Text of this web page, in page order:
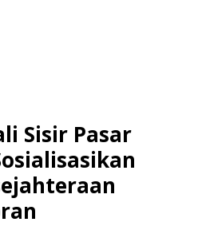
Sisir Pasar